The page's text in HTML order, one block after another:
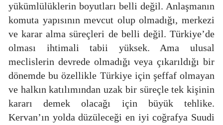
yükümlülüklerin boyutları belli değil. Anlaşmanın
komuta yapısının mevcut olup olmadığı, merkezi
ve karar alma süreçleri de belli değil. Türkiye’de
olması ihtimali tabii yüksek. Ama ulusal
meclislerin devrede olmadığı veya çıkarıldığı bir
dönemde bu özellikle Türkiye için şeffaf olmayan
ve halkın katılımından uzak bir süreçle tek kişinin
kararı demek olacağı için büyük tehlike.
Kervan’ın yolda düzüleceği en iyi coğrafya Suudi